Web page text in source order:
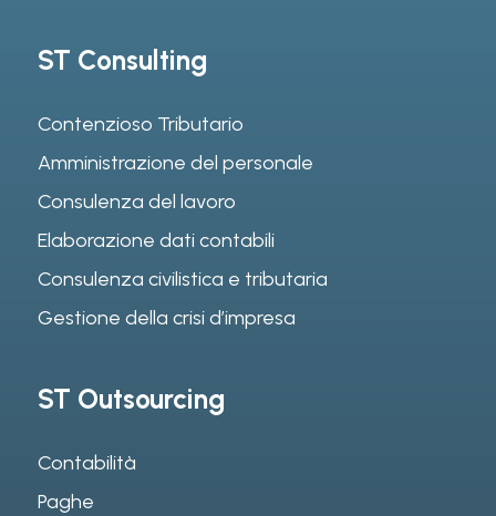
ST Consulting
Contenzioso Tributario
Amministrazione del personale
Consulenza del lavoro
Elaborazione dati contabili
Consulenza civilistica e tributaria
Gestione della crisi d’impresa
ST Outsourcing
Contabilità
Paghe